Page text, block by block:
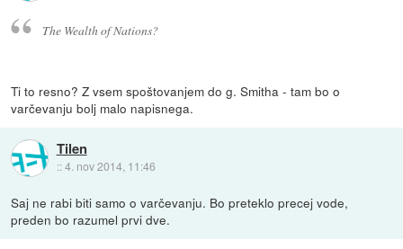
The Wealth of Nations?
Ti to resno? Z vsem spoštovanjem do g. Smitha - tam bo o
varčevanju bolj malo napisnega.
Tilen
::4. nov 2014, 11:46
Saj ne rabi biti samo o varčevanju. Bo preteklo precej vode,
preden bo razumel prvi dve.